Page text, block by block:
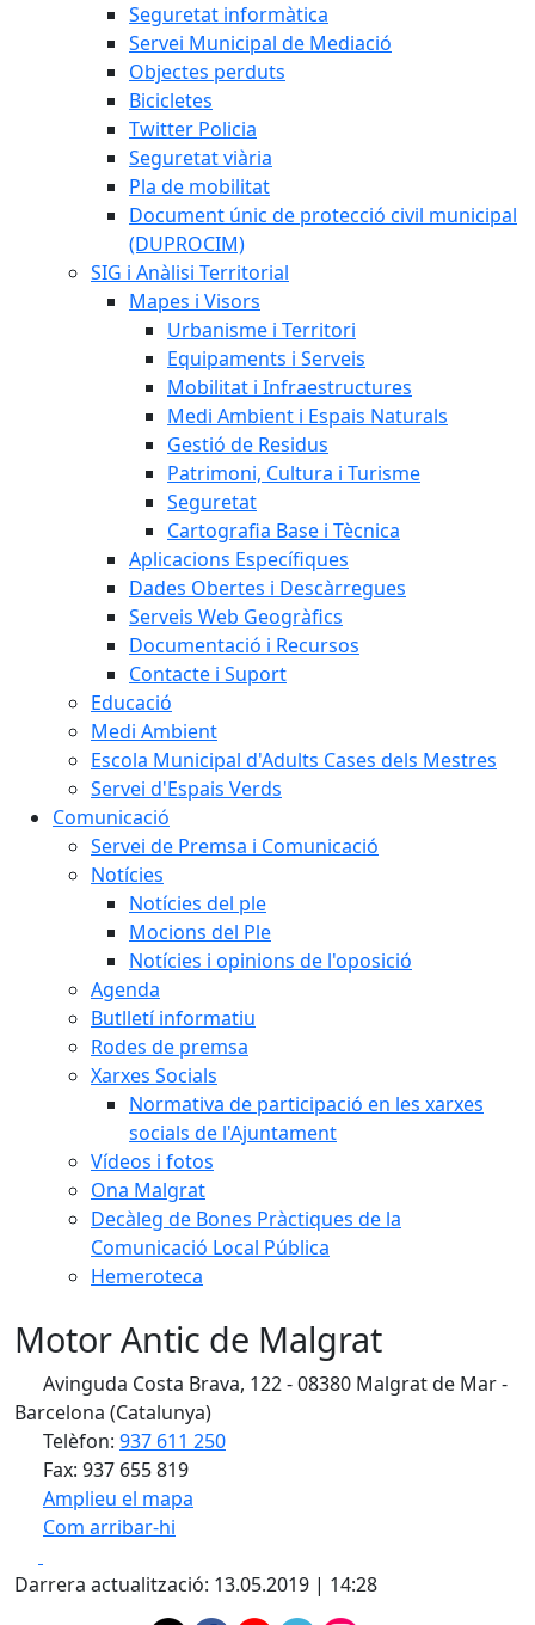
Seguretat informàtica
Servei Municipal de Mediació
Objectes perduts
Bicicletes
Twitter Policia
Seguretat viària
Pla de mobilitat
Document únic de protecció civil municipal
(DUPROCIM)
SIG i Anàlisi Territorial
Mapes i Visors
Urbanisme i Territori
Equipaments i Serveis
Mobilitat i Infraestructures
Medi Ambient i Espais Naturals
Gestió de Residus
Patrimoni, Cultura i Turisme
Seguretat
Cartografia Base i Tècnica
Aplicacions Específiques
Dades Obertes i Descàrregues
Serveis Web Geogràfics
Documentació i Recursos
Contacte i Suport
Educació
Medi Ambient
Escola Municipal d'Adults Cases dels Mestres
Servei d'Espais Verds
Comunicació
Servei de Premsa i Comunicació
Notícies
Notícies del ple
Mocions del Ple
Notícies i opinions de l'oposició
Agenda
Butlletí informatiu
Rodes de premsa
Xarxes Socials
Normativa de participació en les xarxes
socials de l'Ajuntament
Vídeos i fotos
Ona Malgrat
Decàleg de Bones Pràctiques de la
Comunicació Local Pública
Hemeroteca
Motor Antic de Malgrat
Avinguda Costa Brava, 122 - 08380 Malgrat de Mar -
Barcelona (Catalunya)
Telèfon: 937 611 250
Fax: 937 655 819
Amplieu el mapa
Com arribar-hi
+
Darrera actualització: 13.05.2019 | 14:28